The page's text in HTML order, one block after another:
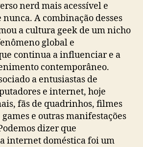
nerd mais acessível e
A combinação desses
a cultura geek de um nicho
global e
continua a influenciar e a
contemporâneo.
a entusiastas de
e internet, hoje
fãs de quadrinhos, filmes
e outras manifestações
dizer que
internet doméstica foi um